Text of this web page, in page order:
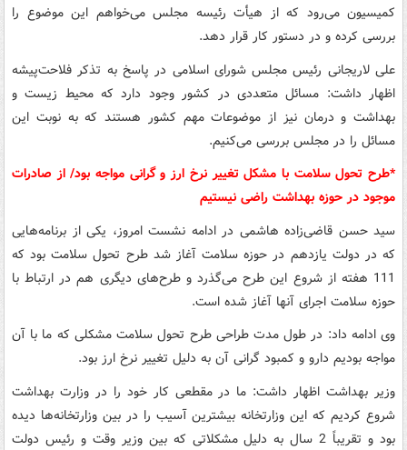
کمیسیون می‌رود که از هیأت رئیسه مجلس می‌خواهم این موضوع را
بررسی کرده و در دستور کار قرار دهد.
علی لاریجانی رئیس مجلس شورای اسلامی در پاسخ به تذکر فلاحت‌پیشه
اظهار داشت: مسائل متعددی در کشور وجود دارد که محیط زیست و
بهداشت و درمان نیز از موضوعات مهم کشور هستند که به نوبت این
مسائل را در مجلس بررسی می‌کنیم.
*طرح تحول سلامت با مشکل تغییر نرخ ارز و گرانی مواجه بود/ از صادرات
موجود در حوزه بهداشت راضی نیستیم
سید حسن قاضی‌زاده هاشمی در ادامه نشست امروز،‌ یکی از برنامه‌هایی
که در دولت یازدهم در حوزه سلامت آغاز شد طرح تحول سلامت بود که
111 هفته از شروع این طرح می‌گذرد و طرح‌های دیگری هم در ارتباط با
حوزه سلامت اجرای آنها آغاز شده است.
وی ادامه داد: در طول مدت طراحی طرح تحول سلامت مشکلی که ما با آن
مواجه بودیم دارو و کمبود گرانی آن به دلیل تغییر نرخ ارز بود.
وزیر بهداشت اظهار داشت: ما در مقطعی کار خود را در وزارت بهداشت
شروع کردیم که این وزارتخانه بیشترین آسیب را در بین وزارتخانه‌ها دیده
بود و تقریباً 2 سال به دلیل مشکلاتی که بین وزیر وقت و رئیس دولت